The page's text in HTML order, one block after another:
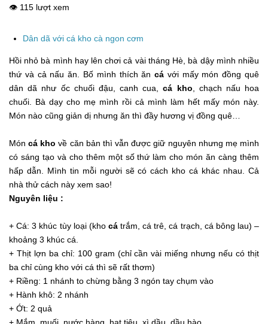
👁️ 115 lượt xem
Dân dã với cá kho cà ngon cơm
Hồi nhỏ bà mình hay lên chơi cả vài tháng Hè, bà dậy mình nhiều
thứ và cả nấu ăn. Bố mình thích ăncá với mấy món đồng quê
dân dã như ốc chuối đậu, canh cua,cá kho , chạch nấu hoa
chuối. Bà dạy cho mẹ mình rồi cả mình làm hết mấy món này.
Món nào cũng giản dị nhưng ăn thì đầy hương vị đồng quê…
Móncá kho về căn bản thì vẫn được giữ nguyên nhưng mẹ mình
có sáng tạo và cho thêm một số thứ làm cho món ăn càng thêm
hấp dẫn. Mình tin mỗi người sẽ có cách kho cá khác nhau. Cả
nhà thử cách này xem sao!
Nguyên liệu :
+ Cá: 3 khúc tùy loại (kho cátrắm, cá trê, cá trạch, cá bông lau) –
khoảng 3 khúc cá.
+ Thịt lợn ba chỉ: 100 gram (chỉ cần vài miếng nhưng nếu có thịt
ba chỉ cùng kho với cá thì sẽ rất thơm)
+ Riềng: 1 nhánh to chừng bằng 3 ngón tay chụm vào
+ Hành khô: 2 nhánh
+ Ớt: 2 quả
+ Mắm, muối, nước hàng, hạt tiêu, xì dầu, dầu hào